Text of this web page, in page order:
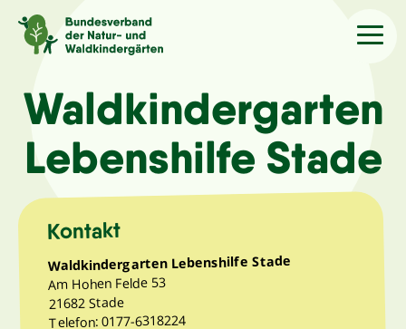
Sprache/Language
Aktuelles
Über uns
Kindergärten
Angebote
Waldkindergarten
Lebenshilfe Stade
Kontakt
Waldkindergarten Lebenshilfe Stade
Am Hohen Felde 53
21682 Stade
Telefon: 0177-6318224